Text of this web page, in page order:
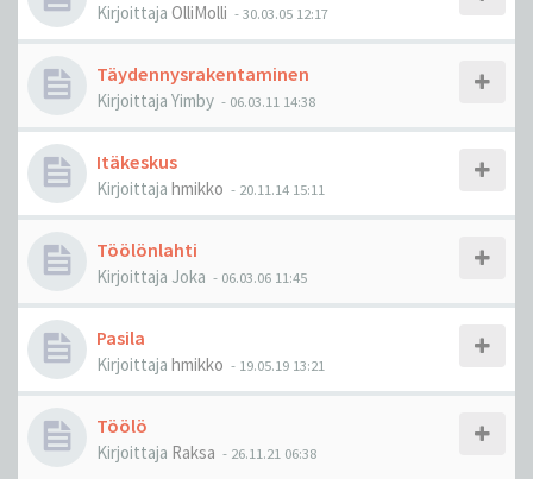
Kirjoittaja OlliMolli -30.03.05 12:17
Täydennysrakentaminen
Kirjoittaja Yimby - 06.03.11 14:38
Itäkeskus
Kirjoittaja hmikko - 20.11.14 15:11
Töölönlahti
Kirjoittaja Joka - 06.03.06 11:45
Pasila
Kirjoittaja hmikko - 19.05.19 13:21
Töölö
Kirjoittaja Raksa - 26.11.21 06:38